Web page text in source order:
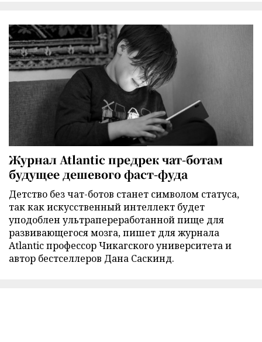
Журнал Atlantic предрек чат-ботам
будущее дешевого фаст-фуда
Детство без чат-ботов станет символом статуса,
так как искусственный интеллект будет
уподоблен ультрапереработанной пище для
развивающегося мозга, пишет для журнала
Atlantic профессор Чикагского университета и
автор бестселлеров Дана Саскинд.